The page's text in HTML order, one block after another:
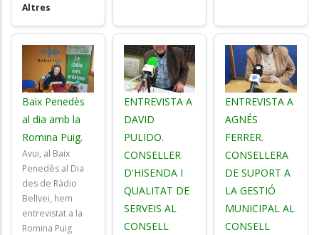
Altres
Baix Penedès
al dia amb la
Romina Puig.
Avui, al Baix
Penedès al Dia
des de Ràdio
Bellvei, hem
entrevistat a la
Romina Puig
ENTREVISTA A
DAVID
PULIDO.
CONSELLER
D'HISENDA I
QUALITAT DE
SERVEIS AL
CONSELL
ENTREVISTA A
AGNÉS
FERRER.
CONSELLERA
DE SUPORT A
LA GESTIÓ
MUNICIPAL AL
CONSELL